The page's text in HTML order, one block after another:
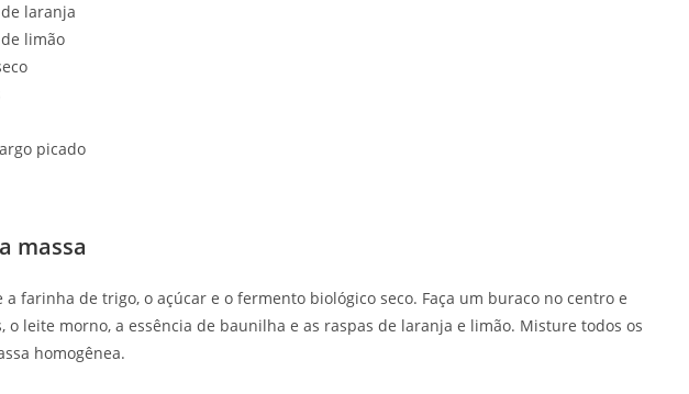
laranja
limão
picado
massa
farinha de trigo, o açúcar e o fermento biológico seco. Faça um buraco no centro e
o leite morno, a essência de baunilha e as raspas de laranja e limão. Misture todos os
homogênea.